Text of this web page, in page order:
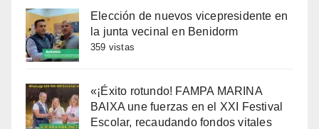
Elección de nuevos vicepresidente en
la junta vecinal en Benidorm
359 vistas
«¡Éxito rotundo! FAMPA MARINA
BAIXA une fuerzas en el XXI Festival
Escolar, recaudando fondos vitales